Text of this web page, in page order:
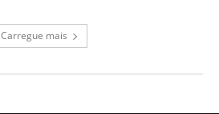
Carregue mais